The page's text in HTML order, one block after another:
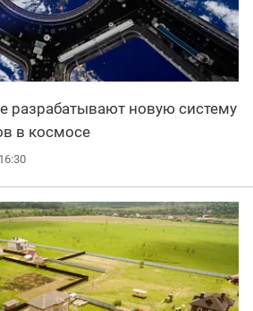
разрабатывают новую систему
в космосе